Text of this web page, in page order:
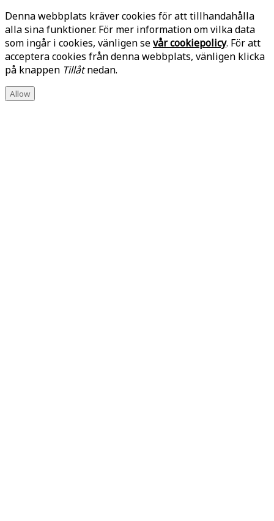
Denna webbplats kräver cookies för att tillhandahålla
alla sina funktioner. För mer information om vilka data
som ingår i cookies, vänligen sevår cookiepolicy. För att
acceptera cookies från denna webbplats, vänligen klicka
på knappen Tillåtnedan.
Allow